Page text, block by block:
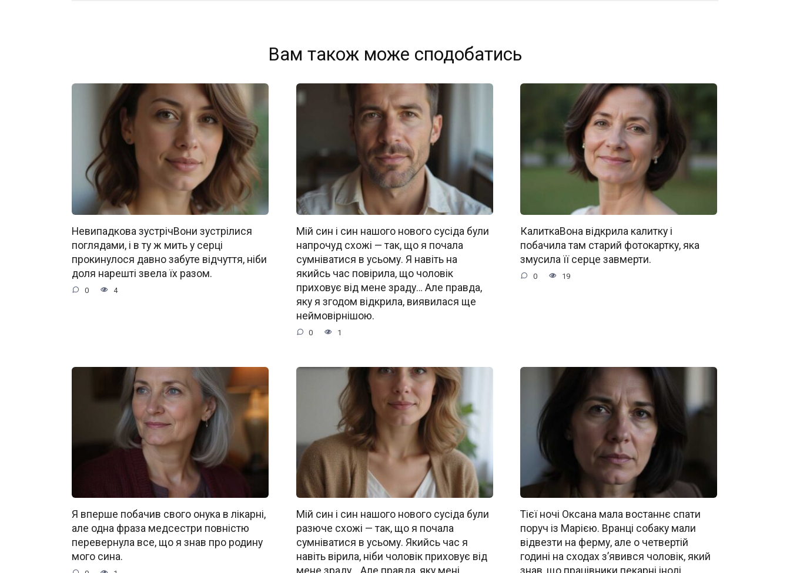
Вам також може сподобатись
Невипадкова зустрічВони зустрілися
поглядами, і в ту ж мить у серці
прокинулося давно забуте відчуття, ніби
доля нарешті звела їх разом.
0 4
Мій син і син нашого нового сусіда були
напрочуд схожі — так, що я почала
сумніватися в усьому. Я навіть на
якийсь час повірила, що чоловік
приховує від мене зраду… Але правда,
яку я згодом відкрила, виявилася ще
неймовірнішою.
0 1
КалиткаВона відкрила калитку і
побачила там старий фотокартку, яка
змусила її серце завмерти.
0 19
Я вперше побачив свого онука в лікарні,
але одна фраза медсестри повністю
перевернула все, що я знав про родину
мого сина.
Мій син і син нашого нового сусіда були
разюче схожі — так, що я почала
сумніватися в усьому. Якийсь час я
навіть вірила, ніби чоловік приховує від
мене зраду… Але правда, яку мені
Тієї ночі Оксана мала востаннє спати
поруч із Марією. Вранці собаку мали
відвезти на ферму, але о четвертій
годині на сходах з’явився чоловік, який
знав, що працівники пекарні іноді